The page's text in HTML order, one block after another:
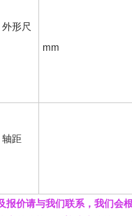
				9140×2520×2670
mm
				轴距
报价请与我们联系，我们会